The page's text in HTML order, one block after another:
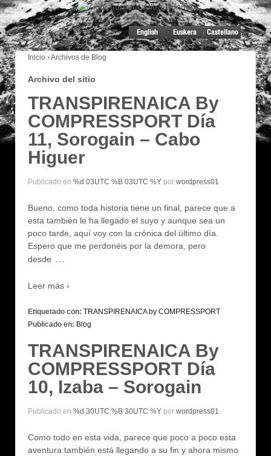
Inicio ›Archivos de Blog
Archivo del sitio
TRANSPIRENAICA By
COMPRESSPORT Día
11, Sorogain – Cabo
Higuer
Publicado en %d 03UTC %B 03UTC %Y por wordpress01
Bueno, como toda historia tiene un final, parece que a
esta también le ha llegado el suyo y aunque sea un
poco tarde, aquí voy con la crónica del último día.
Espero que me perdonéis por la demora, pero
desde …
Leer más ›
Etiquetado con: TRANSPIRENAICA by COMPRESSPORT
Publicado en: Blog
TRANSPIRENAICA By
COMPRESSPORT Día
10, Izaba – Sorogain
Publicado en %d 30UTC %B 30UTC %Y por wordpress01
Como todo en esta vida, parece que poco a poco esta
aventura también está llegando a su fin y ahora mismo